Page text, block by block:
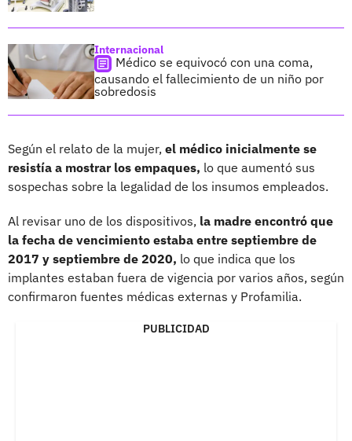
Internacional
Médico se equivocó con una coma,
causando el fallecimiento de un niño por
sobredosis
Según el relato de la mujer, el médico inicialmente se
resistía a mostrar los empaques, lo que aumentó sus
sospechas sobre la legalidad de los insumos empleados.
Al revisar uno de los dispositivos, la madre encontró que
la fecha de vencimiento estaba entre septiembre de
2017 y septiembre de 2020, lo que indica que los
implantes estaban fuera de vigencia por varios años, según
confirmaron fuentes médicas externas y Profamilia.
PUBLICIDAD